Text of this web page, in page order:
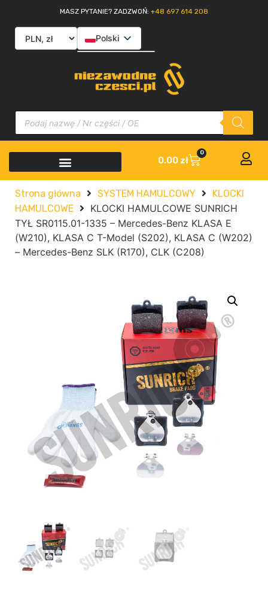
MASZ PYTANIE? ZADZWOŃ: +48 697 614 208
Polski
Slovenčina
0.00 zł
0
Strona główna SYSTEM HAMULCOWY
KLOCKI
HAMULCOWE
KLOCKI HAMULCOWE SUNRICH
TYŁ SR0115.01-1335 – Mercedes-Benz KLASA E
(W210), KLASA C T-Model (S202), KLASA C (W202)
– Mercedes-Benz SLK (R170), CLK (C208)